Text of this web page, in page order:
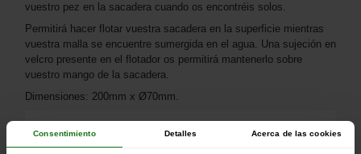
Consentimiento Detalles Acerca de las cookies
vuestro pez en la sacadera cuando os encontréis solos.
Permitirá hacer flotar vuestra sacadera en la superficie mientras
vuestra malla se encuentre sumergida en el agua. Una sujeción en
velcro presente en el flotador os permitirá mantenerlo sobre
vuestro mango de la sacadera.
Dimensiones: 200mm x Ø70mm.